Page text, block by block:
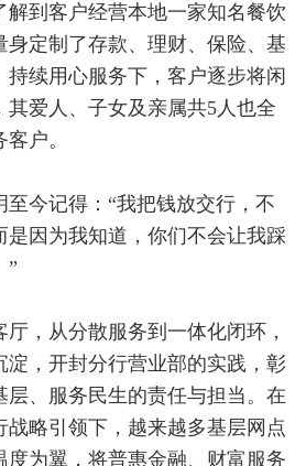
解到客户经营本地一家知名餐饮
身定制了存款、理财、保险、基
续用心服务下，客户逐步将闲
其爱人、子女及亲属共5人也全
户。
今记得：“我把钱放交行，不
是因为我知道，你们不会让我踩
”
，从分散服务到一体化闭环，
淀，开封分行营业部的实践，彰
层、服务民生的责任与担当。在
战略引领下，越来越多基层网点
度为翼，将普惠金融、财富服务